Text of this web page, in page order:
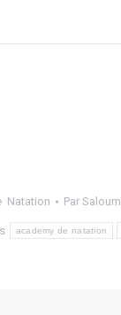
Natation Par Saloum
academy de natation